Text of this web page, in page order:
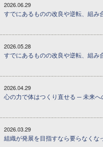
2026.06.29
すでにあるものの改良や逆転、組
2026.05.28
すでにあるものの改良や逆転、組
2026.04.29
心の力で体はつくり直せる ─ 未来へ
2026.03.29
組織が発展を目指すなら要らなく